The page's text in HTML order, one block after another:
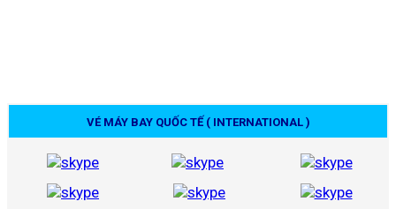
VÉ MÁY BAY QUỐC TẾ ( INTERNATIONAL )